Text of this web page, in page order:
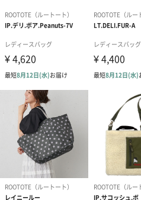
閉じるためのスナップボタンは
と開けたお口のよう。
アイデア次第で楽しみ方は無限大。
カバンにつけて、使い方はあ
いつものカバンやリュックにつけ
して使える、
【ROOTOTE】(ルートート)の「